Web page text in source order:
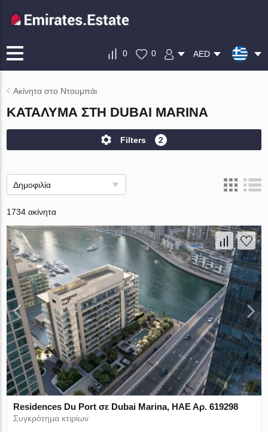
0 0 AED
Ακίνητα στο Ντουμπάι
ΚΑΤΆΛΥΜΑ ΣΤΗ DUBAI MARINA
Filters 2
Δημοφιλία
1734 ακίνητα
Residences Du Port σε Dubai Marina, ΗΑΕ Αρ. 619298
Συγκρότημα κτιρίων